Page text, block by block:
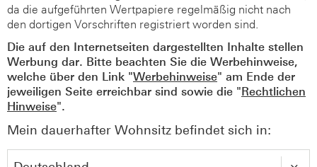
da die aufgeführten Wertpapiere regelmäßig nicht nach
den dortigen Vorschriften registriert worden sind.
Die auf den Internetseiten dargestellten Inhalte stellen
Werbung dar. Bitte beachten Sie die Werbehinweise,
welche über den Link "Werbehinweise" am Ende der
jeweiligen Seite erreichbar sind sowie die "Rechtlichen
Hinweise".
Mein dauerhafter Wohnsitz befindet sich in: